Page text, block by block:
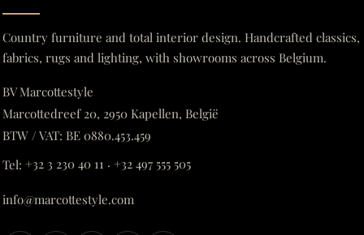
Country furniture and total interior design. Handcrafted classics,
fabrics, rugs and lighting, with showrooms across Belgium.
BV Marcottestyle
Marcottedreef 20, 2950 Kapellen, België
BTW / VAT: BE 0880.453.459
Tel: +32 3 230 40 11 · +32 497 555 505
info@marcottestyle.com